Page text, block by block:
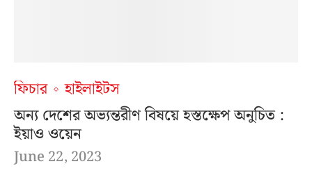
ফিচার
হাইলাইটস
অন্য দেশের অভ্যন্তরীণ বিষয়ে হস্তক্ষেপ অনুচিত :
ইয়াও ওয়েন
June 22, 2023